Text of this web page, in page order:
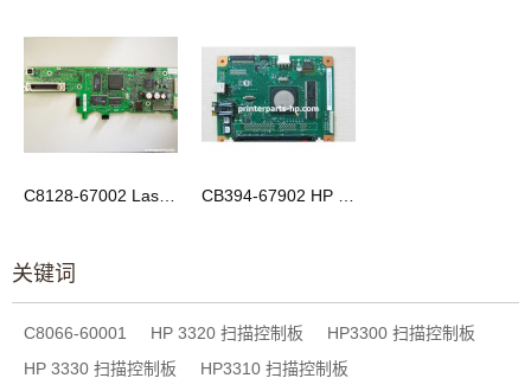
C8128-67002 LaserJet 1180C 打印机 格式化板 CB394-67902 HP Color LaserJet CM1015 CM1017 格式化板
关键词
C8066-60001 HP 3320 扫描控制板
HP3300 扫描控制板
HP 3330 扫描控制板
HP3310 扫描控制板